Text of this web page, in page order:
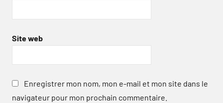
Site web
Enregistrer mon nom, mon e-mail et mon site dans le
navigateur pour mon prochain commentaire.